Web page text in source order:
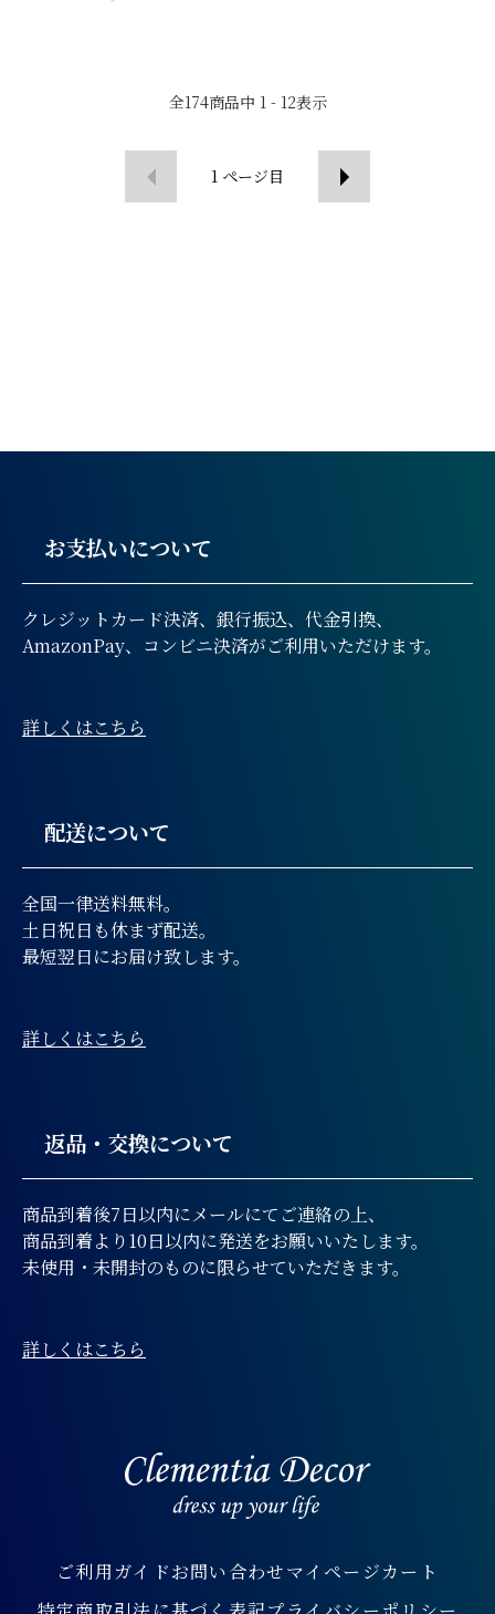
全174商品中 1 - 12表示
1 ページ目
お支払いについて
クレジットカード決済、銀行振込、代金引換、
AmazonPay、コンビニ決済がご利用いただけます。
詳しくはこちら
配送について
全国一律送料無料。
土日祝日も休まず配送。
最短翌日にお届け致します。
詳しくはこちら
返品・交換について
商品到着後7日以内にメールにてご連絡の上、
商品到着より10日以内に発送をお願いいたします。
未使用・未開封のものに限らせていただきます。
詳しくはこちら
ご利用ガイドお問い合わせマイページカート